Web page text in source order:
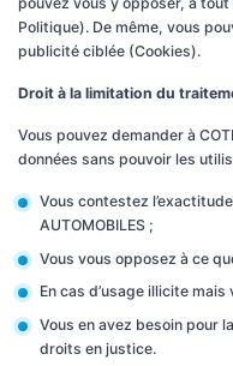
Politique). De même, vous
publicité ciblée (Cookies).
Droit à la limitation du
Vous pouvez demander à
données sans pouvoir les
Vous contestez
AUTOMOBILES ;
Vous vous opposez à ce
En cas d’usage illicite
Vous en avez besoin pour
droits en justice.